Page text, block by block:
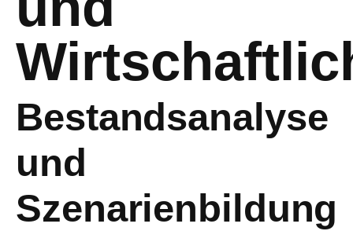
Bestandsanalyse
und
Szenarienbildung